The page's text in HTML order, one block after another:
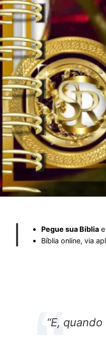
Pegue sua Bíbliae
Bíblia online, via
“E,